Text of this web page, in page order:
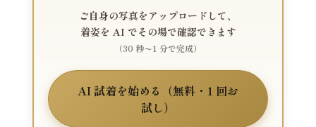
ご自身の写真をアップロードして、
着姿を AI でその場で確認できます
（30 秒〜1 分で完成）
AI 試着を始める（無料・1 回お
試し）